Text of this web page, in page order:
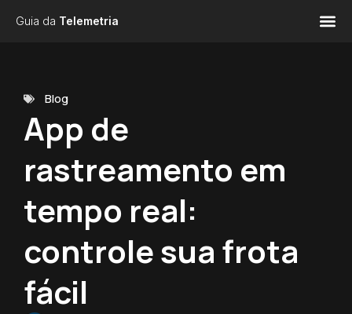
Guia da Telemetria
Blog
App de
rastreamento em
tempo real:
controle sua frota
fácil